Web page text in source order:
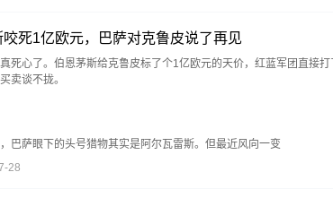
死1亿欧元，巴萨对克鲁皮说了再见
死心了。伯恩茅斯给克鲁皮标了个1亿欧元的天价，红蓝军团直接
卖谈不拢。
萨眼下的头号猎物其实是阿尔瓦雷斯。但最近风向一变
28